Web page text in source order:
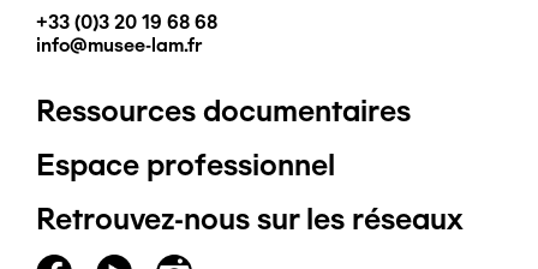
+33 (0)3 20 19 68 68
info@musee-lam.fr
Pied
de
page
Ressources documentaires
Espace professionnel
Retrouvez-nous sur les réseaux